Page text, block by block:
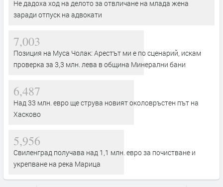
Не дадоха ход на делото за отвличане на млада жена
заради отпуск на адвокати
7,003
Позиция на Муса Чолак: Арестът ми е по сценарий, искам
проверка за 3,3 млн. лева в община Минерални бани
6,487
Над 33 млн. евро ще струва новият околовръстен път на
Хасково
5,956
Свиленград получава над 1,1 млн. евро за почистване и
укрепване на река Марица